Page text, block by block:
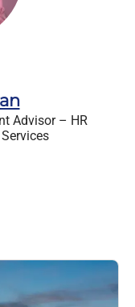
Advisor – HR